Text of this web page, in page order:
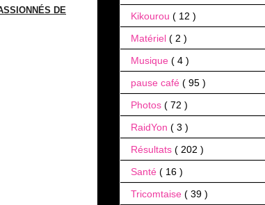
DE
Kikourou ( 12 )
Matériel ( 2 )
Musique ( 4 )
pause café ( 95 )
Photos ( 72 )
RaidYon ( 3 )
Résultats ( 202 )
Santé ( 16 )
Tricomtaise ( 39 )